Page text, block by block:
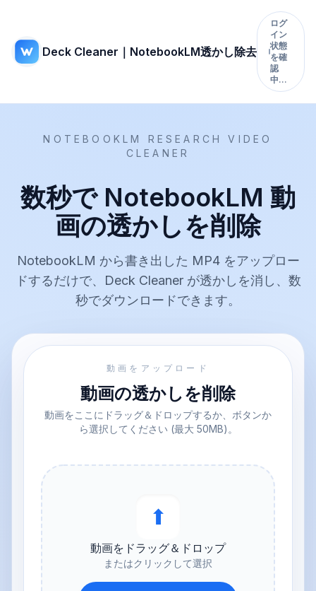
Deck Cleaner｜NotebookLM透かし除去
ログ
イン
状態
を確
認
中…
NOTEBOOKLM RESEARCH VIDEO
CLEANER
数秒で NotebookLM 動
画の透かしを削除
NotebookLM から書き出した MP4 をアップロー
ドするだけで、Deck Cleaner が透かしを消し、数
秒でダウンロードできます。
動画をアップロード
動画の透かしを削除
動画をここにドラッグ＆ドロップするか、ボタンか
ら選択してください (最大 50MB)。
⬆︎
動画をドラッグ＆ドロップ
またはクリックして選択